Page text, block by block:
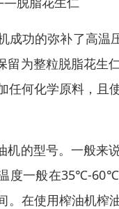
成功的弥补了高
为整粒脱脂花生
何化学原料，
的型号。一般来
度一般在35℃-
在使用榨油机榨